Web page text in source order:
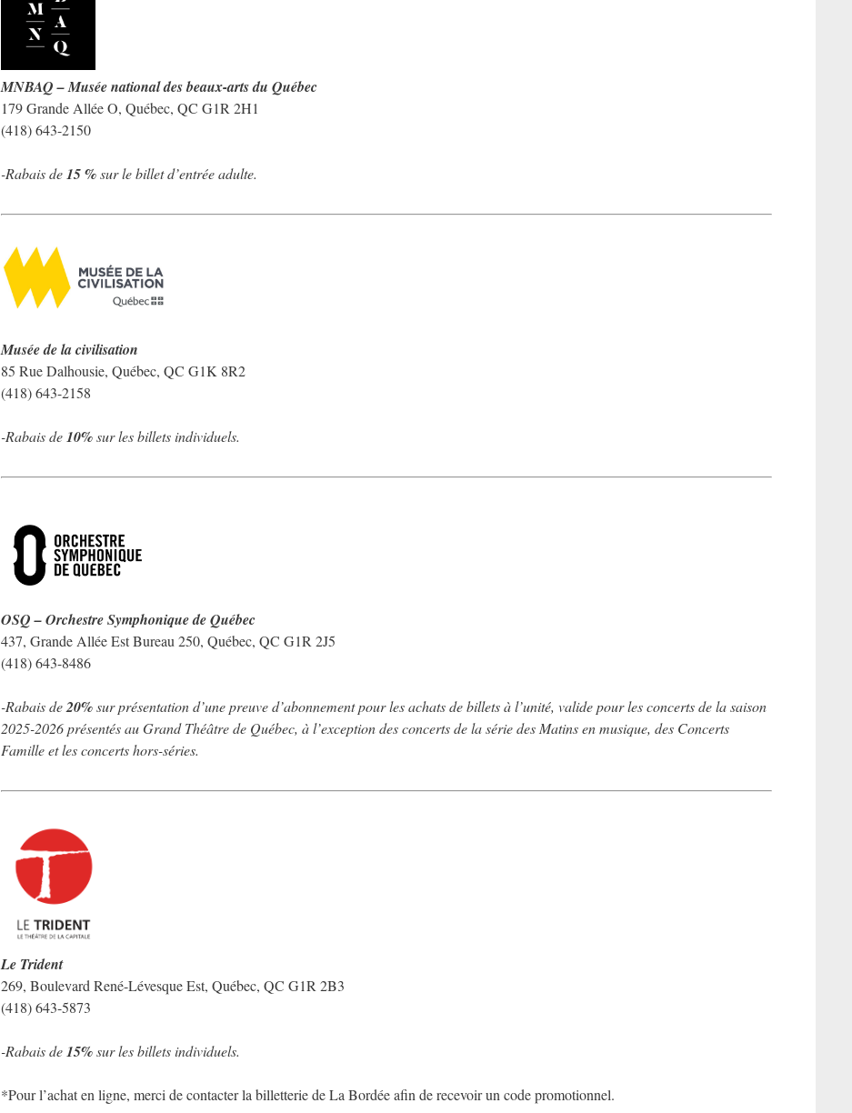
MNBAQ – Musée national des beaux-arts du Québec
179 Grande Allée O, Québec, QC G1R 2H1
(418) 643-2150
-Rabais de15 %sur le billet d’entrée adulte.
Musée de la civilisation
85 Rue Dalhousie, Québec, QC G1K 8R2
(418) 643-2158
-Rabais de10%sur les billets individuels.
OSQ – Orchestre Symphonique de Québec
437, Grande Allée Est Bureau 250, Québec, QC G1R 2J5
(418) 643-8486
-Rabais de20%sur présentation d’une preuve d’abonnement pour les achats de billets à l’unité, valide pour les concerts de la saison
2025-2026 présentés au Grand Théâtre de Québec, à l’exception des concerts de la série des Matins en musique, des Concerts
Famille et les concerts hors-séries.
Le Trident
269, Boulevard René-Lévesque Est, Québec, QC G1R 2B3
(418) 643-5873
-Rabais de15%sur les billets individuels.
*Pour l’achat en ligne, merci de contacter la billetterie de La Bordée afin de recevoir un code promotionnel.